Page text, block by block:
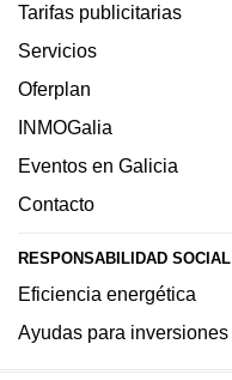
Tarifas publicitarias
Servicios
Oferplan
INMOGalia
Eventos en Galicia
Contacto
RESPONSABILIDAD SOCIAL
Eficiencia energética
Ayudas para inversiones